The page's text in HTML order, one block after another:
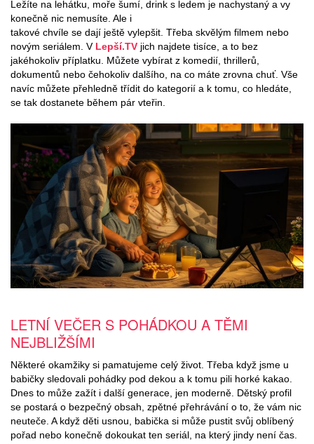
Ležíte na lehátku, moře šumí, drink s ledem je nachystaný a vy
konečně nic nemusíte. Ale i
takové chvíle se dají ještě vylepšit. Třeba skvělým filmem nebo
novým seriálem. V Lepší.TV jich najdete tisíce, a to bez
jakéhokoliv příplatku. Můžete vybírat z komedií, thrillerů,
dokumentů nebo čehokoliv dalšího, na co máte zrovna chuť. Vše
navíc můžete přehledně třídit do kategorií a k tomu, co hledáte,
se tak dostanete během pár vteřin.
LETNÍ VEČER S POHÁDKOU A TĚMI
NEJBLIŽŠÍMI​
Některé okamžiky si pamatujeme celý život. Třeba když jsme u
babičky sledovali pohádky pod dekou a k tomu pili horké kakao.
Dnes to může zažít i další generace, jen moderně. Dětský profil
se postará o bezpečný obsah, zpětné přehrávání o to, že vám nic
neuteče. A když děti usnou, babička si může pustit svůj oblíbený
pořad nebo konečně dokoukat ten seriál, na který jindy není čas.